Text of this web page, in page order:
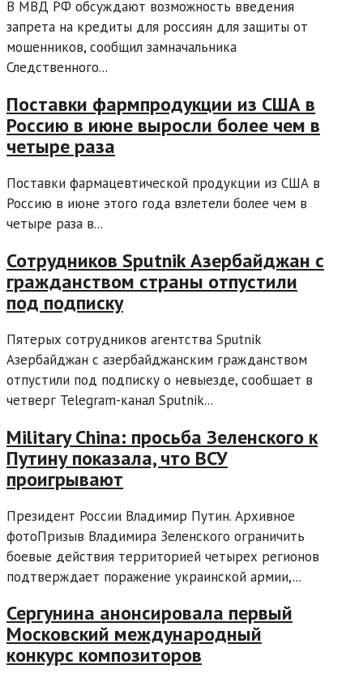
В МВД РФ обсуждают возможность введения
запрета на кредиты для россиян для защиты от
мошенников, сообщил замначальника
Следственного...
Поставки фармпродукции из США в
Россию в июне выросли более чем в
четыре раза
Поставки фармацевтической продукции из США в
Россию в июне этого года взлетели более чем в
четыре раза в...
Сотрудников Sputnik Азербайджан с
гражданством страны отпустили
под подписку
Пятерых сотрудников агентства Sputnik
Азербайджан с азербайджанским гражданством
отпустили под подписку о невыезде, сообщает в
четверг Telegram-канал Sputnik...
Military China: просьба Зеленского к
Путину показала, что ВСУ
проигрывают
Президент России Владимир Путин. Архивное
фотоПризыв Владимира Зеленского ограничить
боевые действия территорией четырех регионов
подтверждает поражение украинской армии,...
Сергунина анонсировала первый
Московский международный
конкурс композиторов